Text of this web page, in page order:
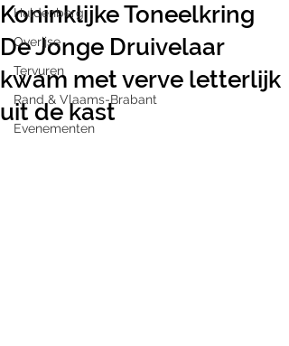
Huldenberg
Overijse
Tervuren
Rand & Vlaams-Brabant
Evenementen
Koninklijke Toneelkring
De Jonge Druivelaar
kwam met verve letterlijk
uit de kast